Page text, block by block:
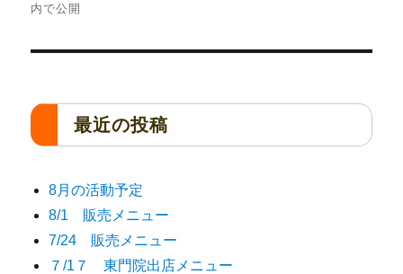
内で公開
最近の投稿
8月の活動予定
8/1 販売メニュー
7/24 販売メニュー
７/1７ 東門院出店メニュー